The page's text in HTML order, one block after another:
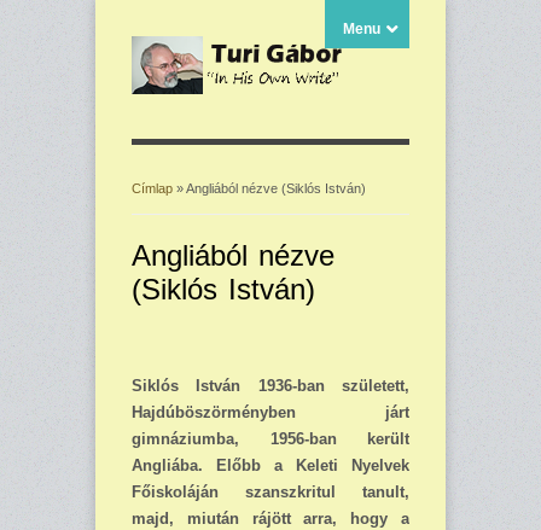
Menu
Címlap » Angliából nézve (Siklós István)
Angliából nézve
(Siklós István)
Siklós István 1936-ban született,
Hajdúböszörményben járt
gimnáziumba, 1956-ban került
Angliába. Előbb a Keleti Nyelvek
Főiskoláján szanszkritul tanult,
majd, miután rájött arra, hogy a